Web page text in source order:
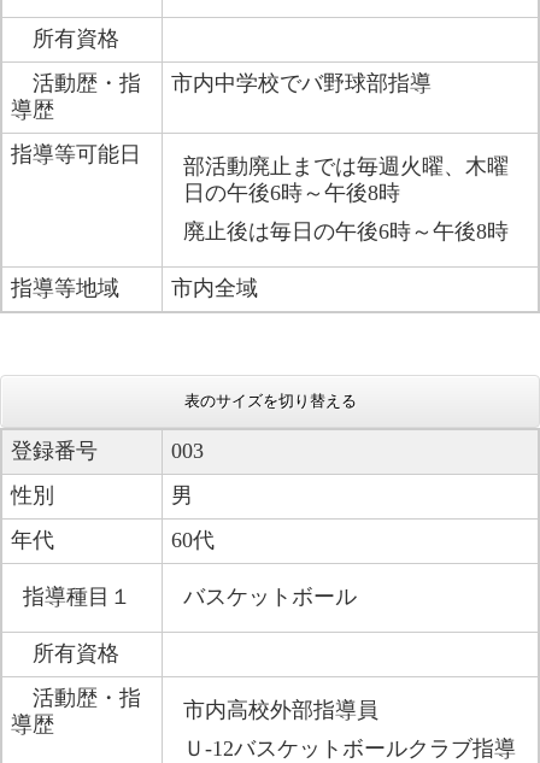
所有資格
活動歴・指
導歴
市内中学校でバ野球部指導
指導等可能日
部活動廃止までは毎週火曜、木曜
日の午後6時～午後8時
廃止後は毎日の午後6時～午後8時
指導等地域 市内全域
表のサイズを切り替える
登録番号
003
性別
男
年代
60代
指導種目１ バスケットボール
所有資格
活動歴・指
導歴
市内高校外部指導員
Ｕ-12バスケットボールクラブ指導